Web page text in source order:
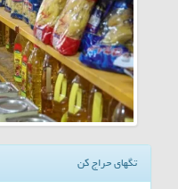
تگهای حراج کن